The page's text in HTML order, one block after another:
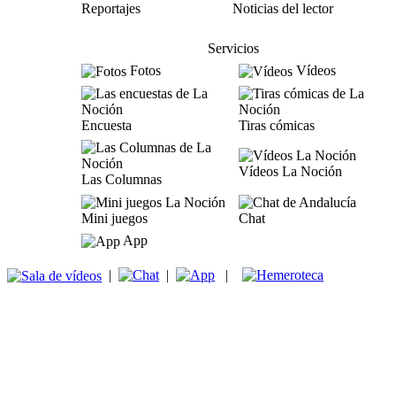
Reportajes
Noticias del lector
Servicios
Fotos
Vídeos
Encuesta Tiras cómicas
Las Columnas
Vídeos La Noción
Mini juegos
Chat
App
| | |